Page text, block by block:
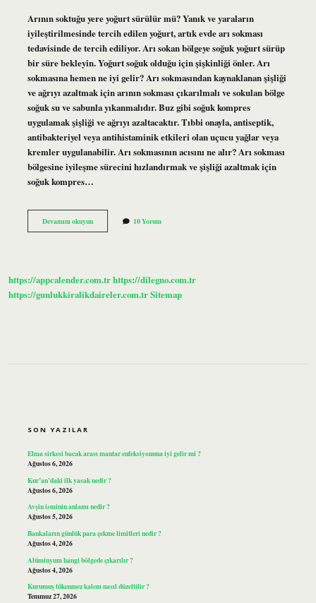
Arının soktuğu yere yoğurt sürülür mü? Yanık ve yaraların
iyileştirilmesinde tercih edilen yoğurt, artık evde arı sokması
tedavisinde de tercih ediliyor. Arı sokan bölgeye soğuk yoğurt sürüp
bir süre bekleyin. Yoğurt soğuk olduğu için şişkinliği önler. Arı
sokmasına hemen ne iyi gelir? Arı sokmasından kaynaklanan şişliği
ve ağrıyı azaltmak için arının sokması çıkarılmalı ve sokulan bölge
soğuk su ve sabunla yıkanmalıdır. Buz gibi soğuk kompres
uygulamak şişliği ve ağrıyı azaltacaktır. Tıbbi onayla, antiseptik,
antibakteriyel veya antihistaminik etkileri olan uçucu yağlar veya
kremler uygulanabilir. Arı sokmasının acısını ne alır? Arı sokması
bölgesine iyileşme sürecini hızlandırmak ve şişliği azaltmak için
soğuk kompres…
Devamını okuyunArı
Sokmasına
10 Yorum
https://appcalender.com.trhttps://dilegno.com.tr
https://gunlukkiralikdaireler.com.trSitemap
SON YAZILAR
Elma sirkesi bacak arası mantar enfeksiyonuna iyi gelir mi ?
Ağustos 6, 2026
Kur’an’daki ilk yasak nedir ?
Ağustos 6, 2026
Avşin isminin anlamı nedir ?
Ağustos 5, 2026
Bankaların günlük para çekme limitleri nedir ?
Ağustos 4, 2026
Alüminyum hangi bölgede çıkarılır ?
Ağustos 4, 2026
Kurumuş tükenmez kalem nasıl düzeltilir ?
Temmuz 27, 2026